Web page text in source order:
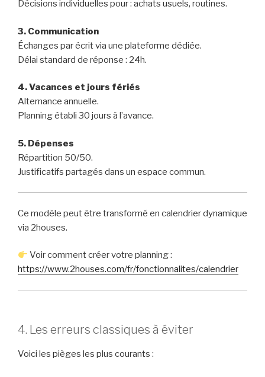
Décisions individuelles pour : achats usuels, routines.
3. Communication
Échanges par écrit via une plateforme dédiée.
Délai standard de réponse : 24h.
4. Vacances et jours fériés
Alternance annuelle.
Planning établi 30 jours à l’avance.
5. Dépenses
Répartition 50/50.
Justificatifs partagés dans un espace commun.
Ce modèle peut être transformé en calendrier dynamique
via 2houses.
Voir comment créer votre planning :
https://www.2houses.com/fr/fonctionnalites/calendrier
4. Les erreurs classiques à éviter
Voici les pièges les plus courants :